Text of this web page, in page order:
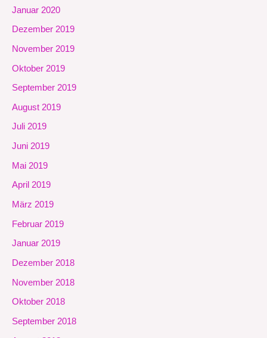
Januar 2020
Dezember 2019
November 2019
Oktober 2019
September 2019
August 2019
Juli 2019
Juni 2019
Mai 2019
April 2019
März 2019
Februar 2019
Januar 2019
Dezember 2018
November 2018
Oktober 2018
September 2018